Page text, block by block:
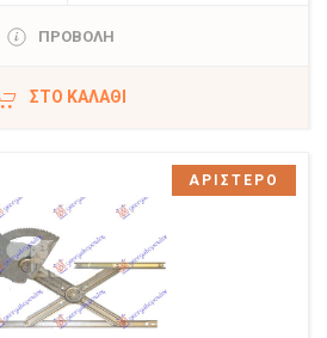
ΠΡΟΒΟΛΗ
ΣΤΟ ΚΑΛΆΘΙ
ΑΡΙΣΤΕΡΟ